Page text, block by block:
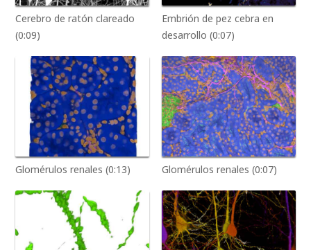
Cerebro de ratón clareado
(0:09)
Embrión de pez cebra en
desarrollo (0:07)
Glomérulos renales (0:13) Glomérulos renales (0:07)